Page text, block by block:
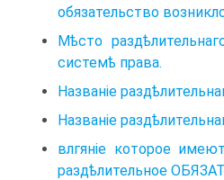
обязательство
Мѣсто
системѣ права.
Названіе
Названіе
влгяніе которое
раздѣлительное